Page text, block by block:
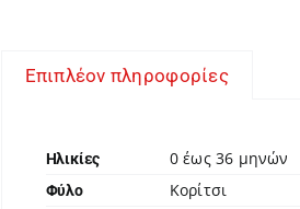
Επιπλέον πληροφορίες
Ηλικίες 0 έως 36 μηνών
Φύλο Κορίτσι